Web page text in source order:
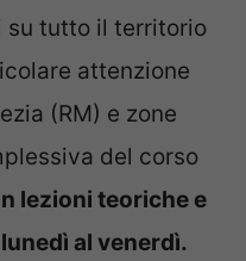
su tutto il territorio
attenzione
(RM) e zone
del corso
lezioni teoriche e
al venerdì.